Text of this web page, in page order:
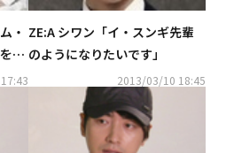
・
準
ZE:A シワン「イ・スンギ先輩
のようになりたいです」
2013/03/10 18:45